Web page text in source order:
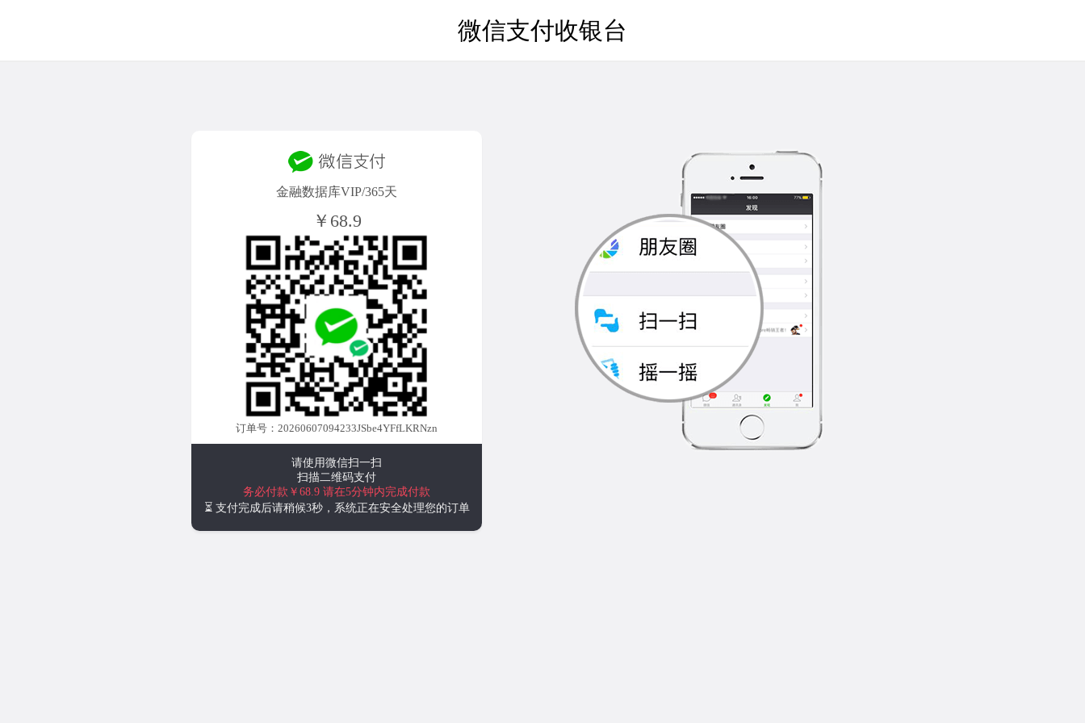
微信支付收银台
金融数据库VIP/365天
￥68.9
订单号：20260607094233JSbe4YFfLKRNzn
请使用微信扫一扫
扫描二维码支付
务必付款￥68.9 请在5分钟内完成付款
⏳ 支付完成后请稍候3秒，系统正在安全处理您的订单